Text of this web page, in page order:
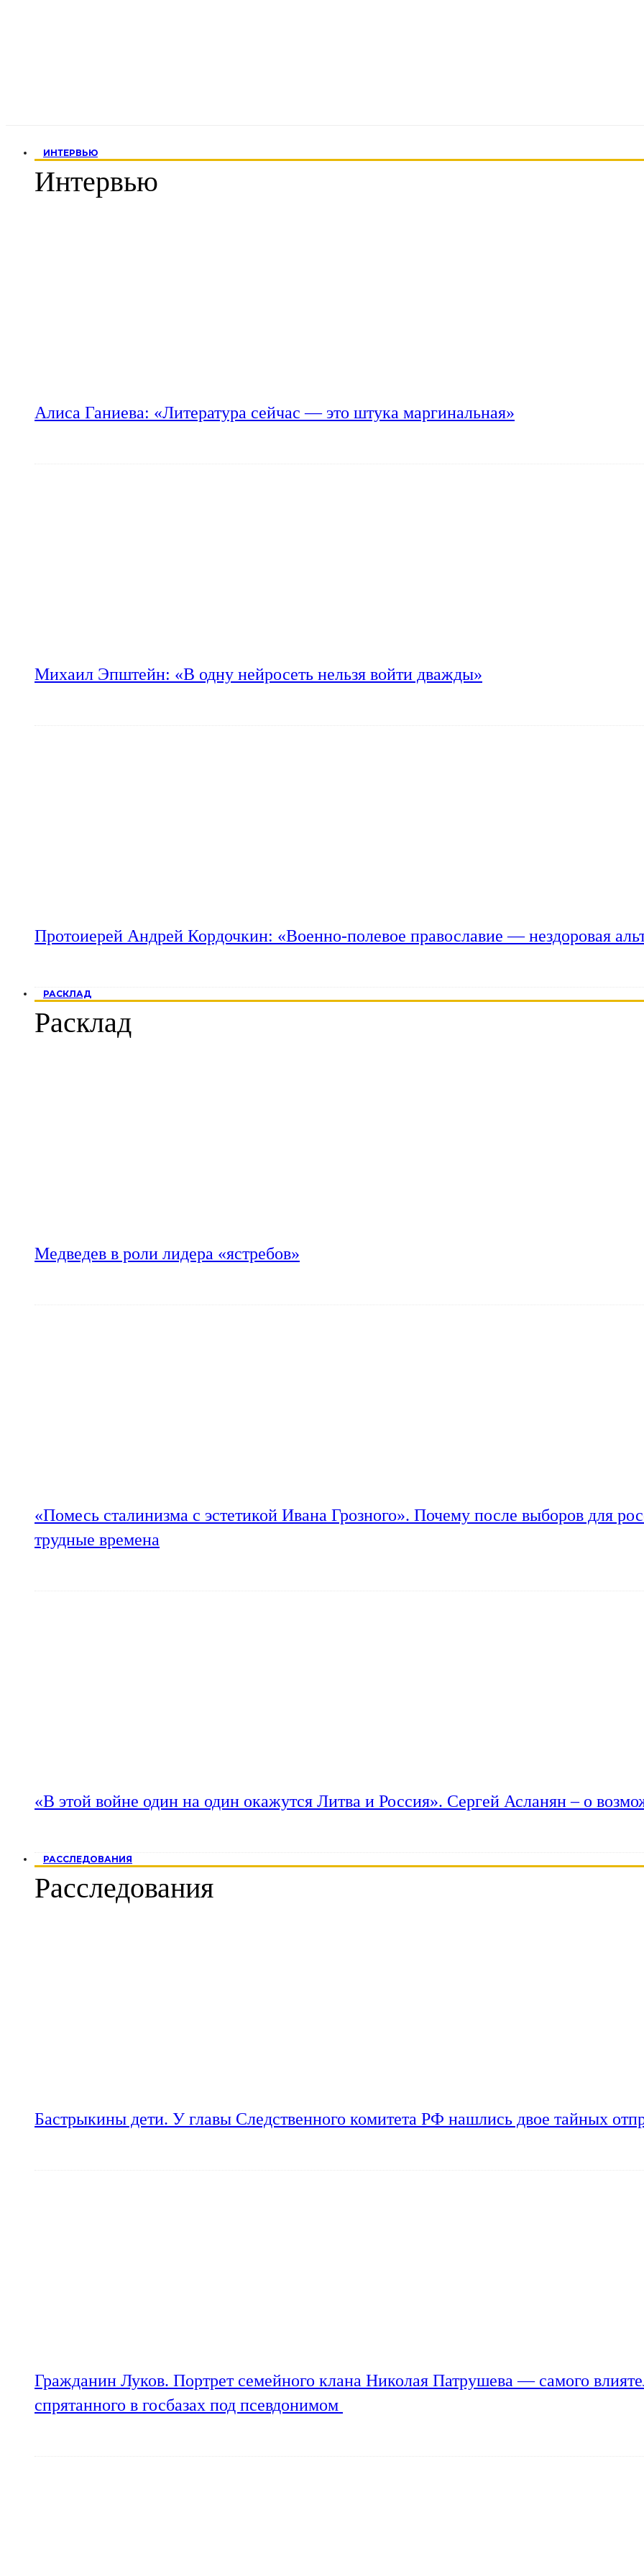
ИНТЕРВЬЮ
Интервью
Алиса Ганиева: «Литература сейчас — это штука маргинальная»
Михаил Эпштейн: «В одну нейросеть нельзя войти дважды»
Протоиерей Андрей Кордочкин: «Военно-полевое православие — нездоровая
РАСКЛАД
Расклад
Медведев в роли лидера «ястребов»
«Помесь сталинизма с эстетикой Ивана Грозного». Почему после выборов для
трудные времена
«В этой войне один на один окажутся Литва и Россия». Сергей Асланян – о
РАССЛЕДОВАНИЯ
Расследования
Бастрыкины дети. У главы Следственного комитета РФ нашлись двое тайных
Гражданин Луков. Портрет семейного клана Николая Патрушева — самого
спрятанного в госбазах под псевдонимом